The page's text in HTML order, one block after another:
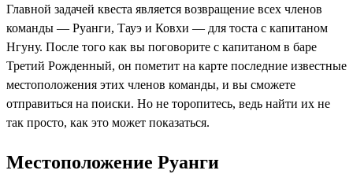
Главной задачей квеста является возвращение всех членов
команды — Руанги, Тауэ и Ковхи — для тоста с капитаном
Нгуну. После того как вы поговорите с капитаном в баре
Третий Рожденный, он пометит на карте последние известные
местоположения этих членов команды, и вы сможете
отправиться на поиски. Но не торопитесь, ведь найти их не
так просто, как это может показаться.
Местоположение Руанги